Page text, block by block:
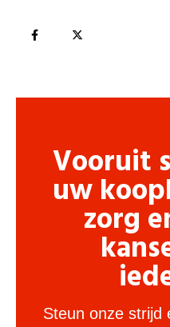
Vooruit
uw
zorg
Steun onze strijd